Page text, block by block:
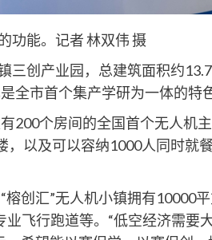
能。记者 林双伟 摄
创产业园，总建筑面积约
全市首个集产学研为一体的特
个房间的全国首个无人机主
，以及可以容纳1000人同时就
汇”无人机小镇拥有10000
飞行跑道等。“低空经济需要